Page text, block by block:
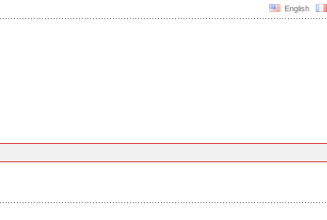
English